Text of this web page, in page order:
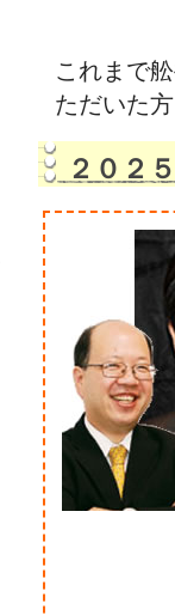
これまで
ただいた
２０２